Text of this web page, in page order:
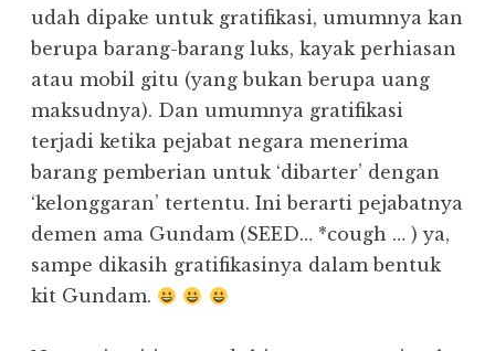
udah dipake untuk gratifikasi, umumnya kan
berupa barang-barang luks, kayak perhiasan
atau mobil gitu (yang bukan berupa uang
maksudnya). Dan umumnya gratifikasi
terjadi ketika pejabat negara menerima
barang pemberian untuk ‘dibarter’ dengan
‘kelonggaran’ tertentu. Ini berarti pejabatnya
demen ama Gundam (SEED… *cough … ) ya,
sampe dikasih gratifikasinya dalam bentuk
kit Gundam.